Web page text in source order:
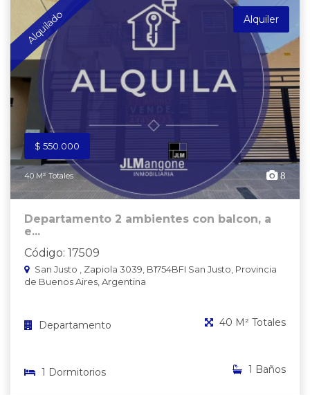
Alquilado Alquiler
$ 550.000
40 M² Totales 8
Departamento 2 ambientes con balcon, a
e...
Código: 17509
San Justo , Zapiola 3039, B1754BFI San Justo, Provincia
de Buenos Aires, Argentina
Departamento 40 M² Totales
1 Dormitorios 1 Baños